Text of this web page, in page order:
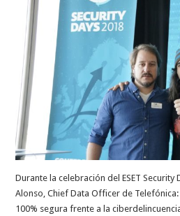
Durante la celebración del ESET Security
Alonso, Chief Data Officer de
100% segura frente a la